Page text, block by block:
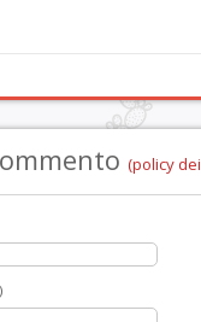
(policy